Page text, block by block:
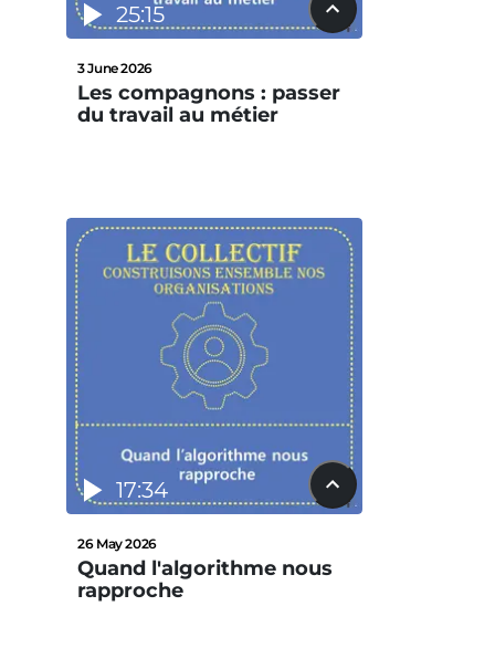
25:15
3 June 2026
Les compagnons : passer
du travail au métier
17:34
26 May 2026
Quand l'algorithme nous
rapproche